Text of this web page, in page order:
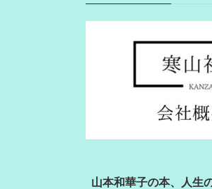
山本和華子の本、人生